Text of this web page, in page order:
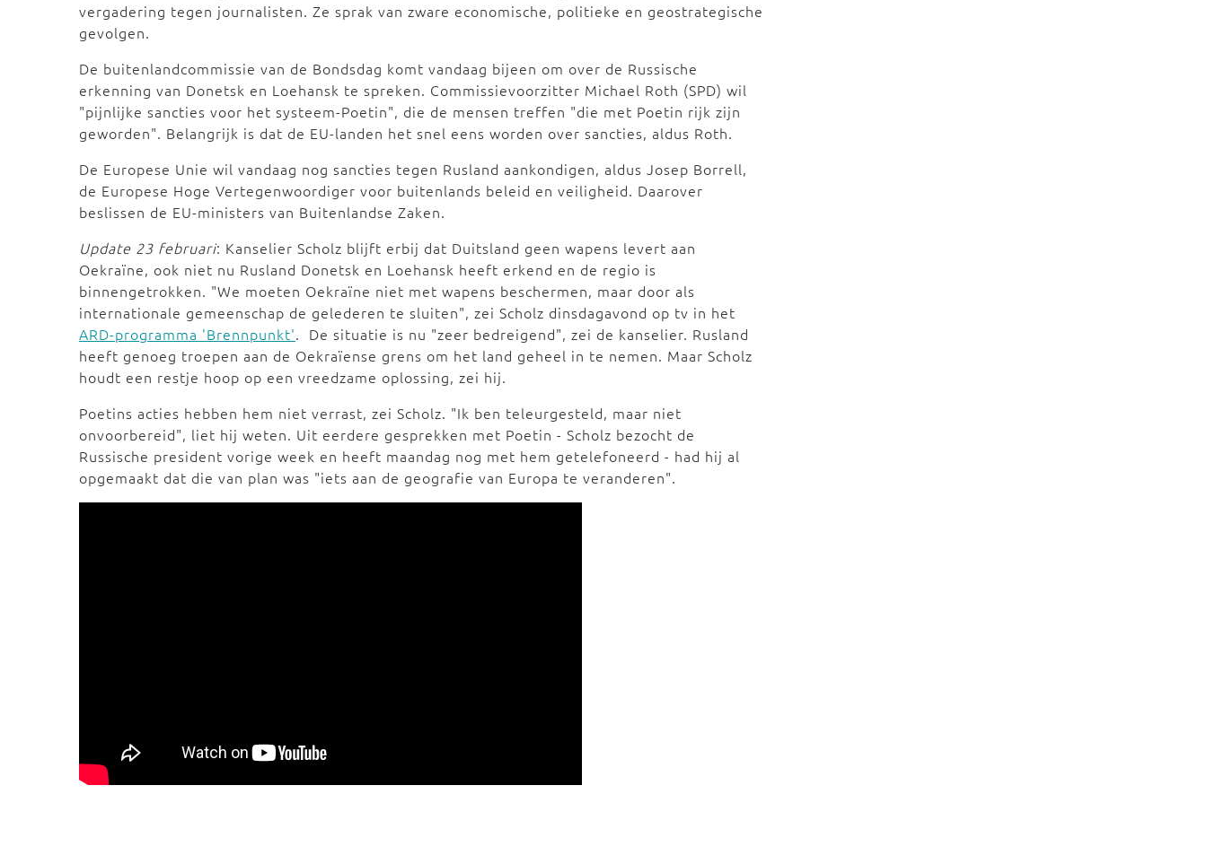
vergadering tegen journalisten. Ze sprak van zware economische, politieke en geostrategische
gevolgen.
De buitenlandcommissie van de Bondsdag komt vandaag bijeen om over de Russische
erkenning van Donetsk en Loehansk te spreken. Commissievoorzitter Michael Roth (SPD) wil
"pijnlijke sancties voor het systeem-Poetin", die de mensen treffen "die met Poetin rijk zijn
geworden". Belangrijk is dat de EU-landen het snel eens worden over sancties, aldus Roth.
De Europese Unie wil vandaag nog sancties tegen Rusland aankondigen, aldus Josep Borrell,
de Europese Hoge Vertegenwoordiger voor buitenlands beleid en veiligheid. Daarover
beslissen de EU-ministers van Buitenlandse Zaken.
Update 23 februari: Kanselier Scholz blijft erbij dat Duitsland geen wapens levert aan
Oekraïne, ook niet nu Rusland Donetsk en Loehansk heeft erkend en de regio is
binnengetrokken. "We moeten Oekraïne niet met wapens beschermen, maar door als
internationale gemeenschap de gelederen te sluiten", zei Scholz dinsdagavond op tv in het
ARD-programma 'Brennpunkt'. De situatie is nu "zeer bedreigend", zei de kanselier. Rusland
heeft genoeg troepen aan de Oekraïense grens om het land geheel in te nemen. Maar Scholz
houdt een restje hoop op een vreedzame oplossing, zei hij.
Poetins acties hebben hem niet verrast, zei Scholz. "Ik ben teleurgesteld, maar niet
onvoorbereid", liet hij weten. Uit eerdere gesprekken met Poetin - Scholz bezocht de
Russische president vorige week en heeft maandag nog met hem getelefoneerd - had hij al
opgemaakt dat die van plan was "iets aan de geografie van Europa te veranderen".